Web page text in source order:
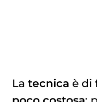
La tecnica è di